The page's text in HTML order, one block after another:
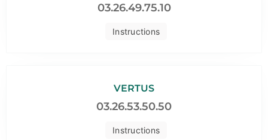
Instructions
03.26.49.75.10
Instructions
VERTUS
03.26.53.50.50